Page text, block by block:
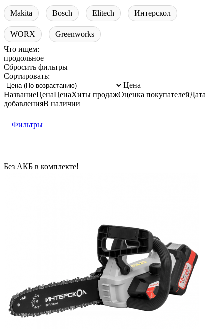
Makita Bosch Elitech Интерскол
WORX
Greenworks
Что ищем:
продольное
Сбросить фильтры
Сортировать:
Цена
НазваниеЦенаЦенаХиты продажОценка покупателейДата
добавленияВ наличии
Фильтры
Без АКБ в комплекте!